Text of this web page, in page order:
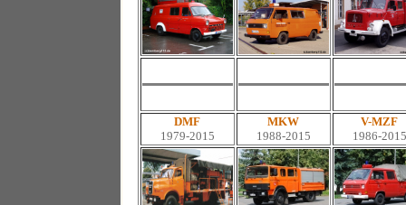
DMF
1979-2015
MKW
1988-2015
V-MZF
1986-2015